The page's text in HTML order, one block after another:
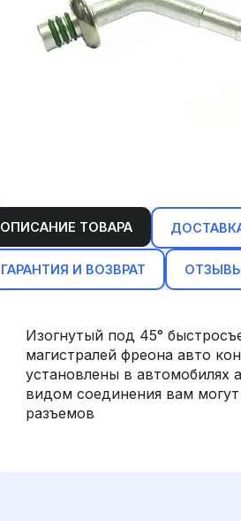
ОПИСАНИЕ ТОВАРА
ГАРАНТИЯ И ВОЗВРАТ
Изогнутый под 45°
магистралей фреона авто
установлены в автомобилях
видом соединения вам
разъемов